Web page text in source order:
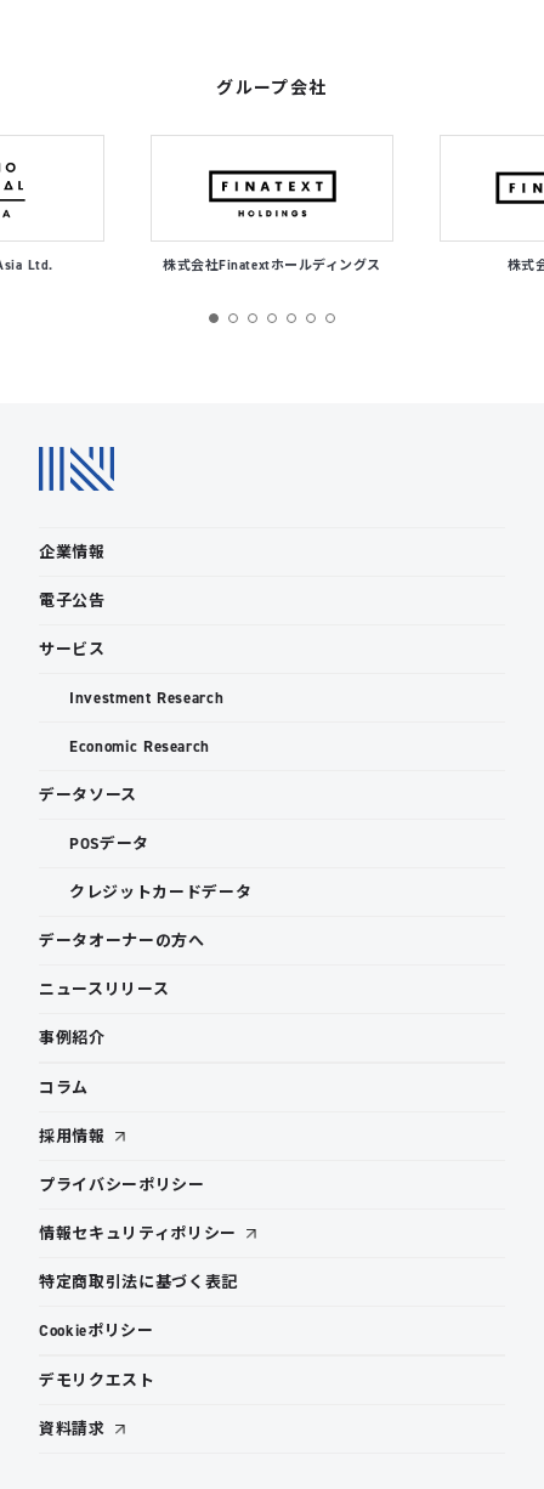
グループ会社
Ltd. 株式会社Finatextホールディングス 株式
企業情報
電子公告
サービス
Investment Research
Economic Research
データソース
POSデータ
クレジットカードデータ
データオーナーの方へ
ニュースリリース
事例紹介
コラム
採用情報
プライバシーポリシー
情報セキュリティポリシー
特定商取引法に基づく表記
Cookieポリシー
デモリクエスト
資料請求